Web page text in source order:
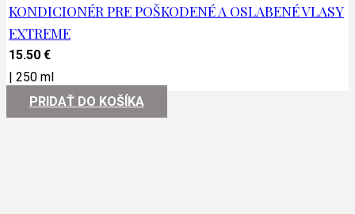
KONDICIONÉR PRE POŠKODENÉ A OSLABENÉ VLASY
EXTREME
15.50€
|250 ml
PRIDAŤ DO KOŠÍKA